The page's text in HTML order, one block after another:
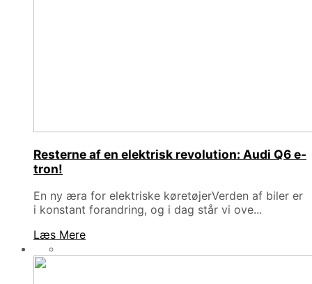
Resterne af en elektrisk revolution: Audi Q6 e-
tron!
En ny æra for elektriske køretøjerVerden af biler er
i konstant forandring, og i dag står vi ove...
Læs Mere